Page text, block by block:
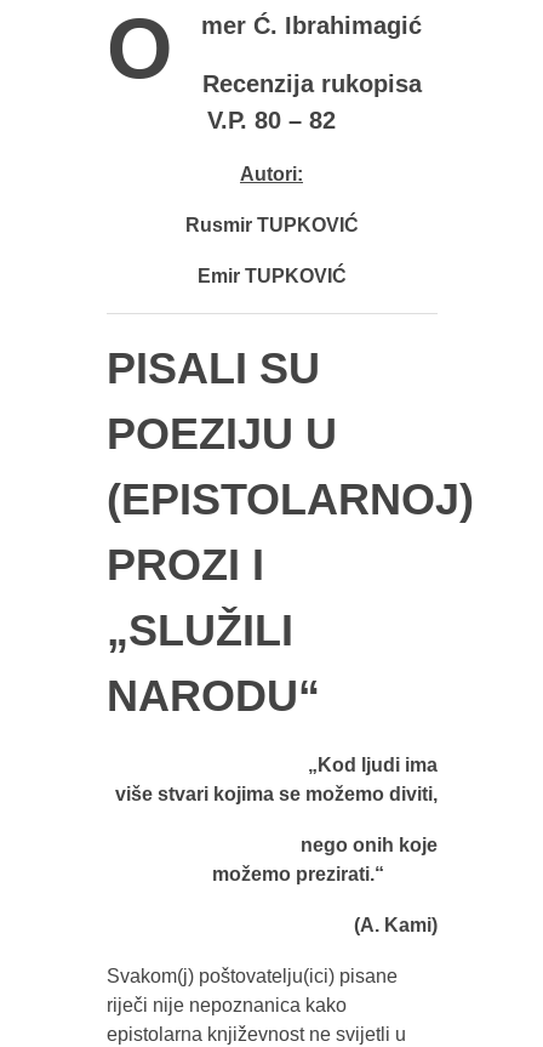
O mer Ć. Ibrahimagić
Recenzija rukopisa
V.P. 80 – 82
Autori:
Rusmir TUPKOVIĆ
Emir TUPKOVIĆ
PISALI SU
POEZIJU U
(EPISTOLARNOJ)
PROZI I
„SLUŽILI
NARODU“
„Kod ljudi ima
više stvari kojima se možemo diviti,
nego onih koje
možemo prezirati.“
(A. Kami)
Svakom(j) poštovatelju(ici) pisane
riječi nije nepoznanica kako
epistolarna književnost ne svijetli u